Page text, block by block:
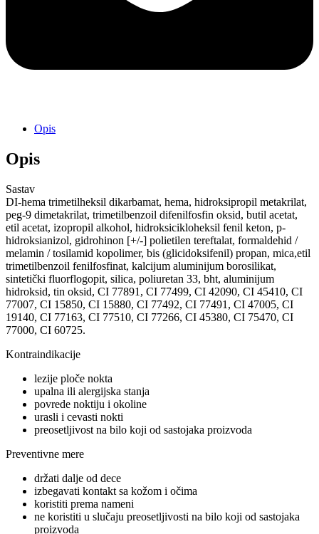
Opis
Opis
Sastav
DI-hema trimetilheksil dikarbamat, hema, hidroksipropil metakrilat,
peg-9 dimetakrilat, trimetilbenzoil difenilfosfin oksid, butil acetat,
etil acetat, izopropil alkohol, hidroksicikloheksil fenil keton, p-
hidroksianizol, gidrohinon [+/-] polietilen tereftalat, formaldehid /
melamin / tosilamid kopolimer, bis (glicidoksifenil) propan, mica,etil
trimetilbenzoil fenilfosfinat, kalcijum aluminijum borosilikat,
sintetički fluorflogopit, silica, poliuretan 33, bht, aluminijum
hidroksid, tin oksid, CI 77891, CI 77499, CI 42090, CI 45410, CI
77007, CI 15850, CI 15880, CI 77492, CI 77491, CI 47005, CI
19140, CI 77163, CI 77510, CI 77266, CI 45380, CI 75470, CI
77000, CI 60725.
Kontraindikacije
lezije ploče nokta
upalna ili alergijska stanja
povrede noktiju i okoline
urasli i cevasti nokti
preosetljivost na bilo koji od sastojaka proizvoda
Preventivne mere
držati dalje od dece
izbegavati kontakt sa kožom i očima
koristiti prema nameni
ne koristiti u slučaju preosetljivosti na bilo koji od sastojaka
proizvoda